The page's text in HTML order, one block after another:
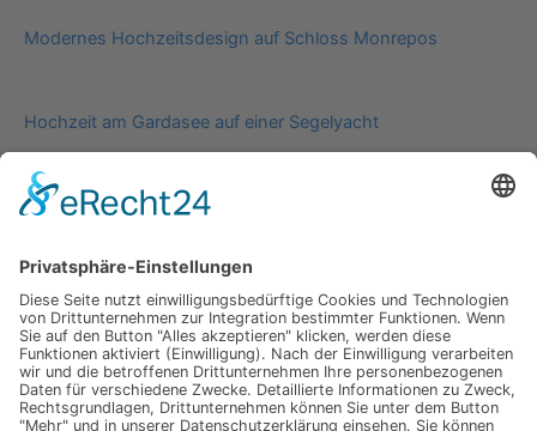
Modernes Hochzeitsdesign auf Schloss Monrepos
Hochzeit am Gardasee auf einer Segelyacht
Impressum
About
Einsendung
AGB
Datenschutzerklärung
Impressum